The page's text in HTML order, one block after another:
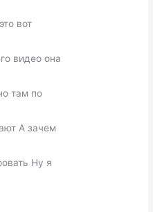
вот
видео она
там по
А зачем
Ну я